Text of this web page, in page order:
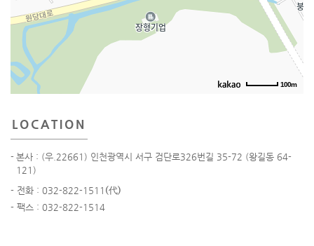
100m
LOCATION
- 본사 : (우.22661) 인천광역시 서구 검단로326번길 35-72 (왕길동 64-
121)
- 전화 : 032- 822-1511 (代)
- 팩스 : 032-822-1514